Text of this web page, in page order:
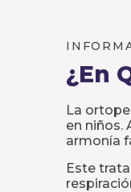
¿En
La
en niños.
armonía
Este